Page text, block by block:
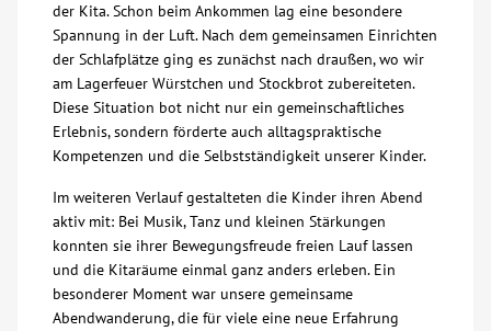
Veranstaltungen
Spenden
Mitmachen
Karriere
Ausbildung
der Kita. Schon beim Ankommen lag eine besondere
Spannung in der Luft. Nach dem gemeinsamen Einrichten
der Schlafplätze ging es zunächst nach draußen, wo wir
am Lagerfeuer Würstchen und Stockbrot zubereiteten.
Diese Situation bot nicht nur ein gemeinschaftliches
Erlebnis, sondern förderte auch alltagspraktische
Kompetenzen und die Selbstständigkeit unserer Kinder.
Im weiteren Verlauf gestalteten die Kinder ihren Abend
aktiv mit: Bei Musik, Tanz und kleinen Stärkungen
konnten sie ihrer Bewegungsfreude freien Lauf lassen
und die Kitaräume einmal ganz anders erleben. Ein
besonderer Moment war unsere gemeinsame
Abendwanderung, die für viele eine neue Erfahrung